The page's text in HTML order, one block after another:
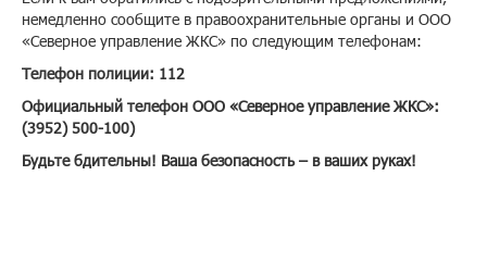
немедленно сообщите в правоохранительные органы и ООО
«Северное управление ЖКС» по следующим телефонам:
Телефон полиции: 112
Официальный телефон ООО «Северное управление ЖКС»:
(3952) 500-100)
Будьте бдительны! Ваша безопасность – в ваших руках!